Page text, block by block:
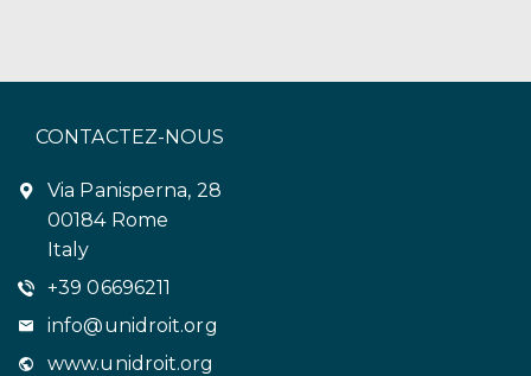
CONTACTEZ-NOUS
Via Panisperna, 28
00184 Rome
Italy
+39 06696211
info@unidroit.org
www.unidroit.org